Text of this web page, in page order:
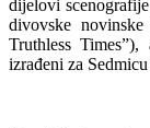
dijelovi
divovske
Truthless
izrađeni za